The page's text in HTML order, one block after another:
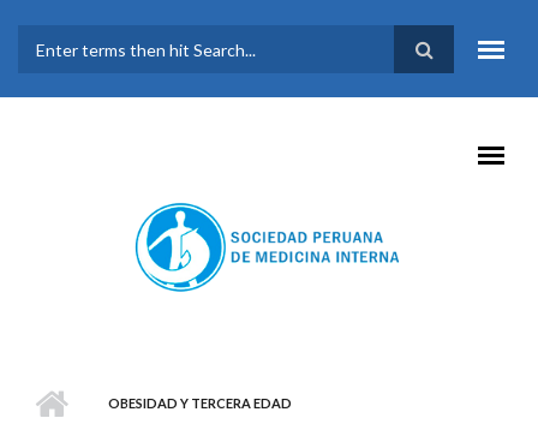
FORMULARIO DE
BÚSQUEDA
OBESIDAD Y TERCERA EDAD